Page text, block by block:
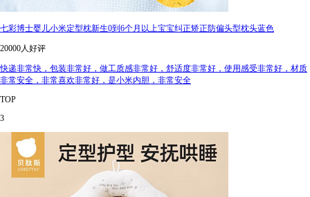
七彩博士婴儿小米定型枕新生0到6个月以上宝宝纠正矫正防偏头型枕头蓝色
20000人好评
快递非常快，包装非常好，做工质感非常好，舒适度非常好，使用感受非常好，材质
非常安全，非常喜欢非常好，是小米内胆，非常安全
TOP
3